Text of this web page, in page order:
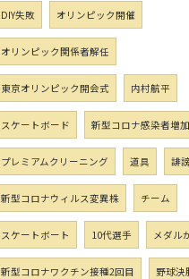
DIY失敗 オリンピック開催
オリンピック関係者解任
東京オリンピック開会式 内村航平
スケートボード 新型コロナ感染者増加
プレミアムクリーニング 道具 誹
新型コロナウィルス変異株 チーム
スケートボート 10代選手 メダル
新型コロナワクチン接種2回目 野球決